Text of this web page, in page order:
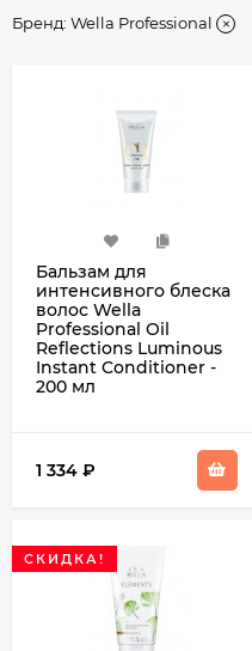
Бренд: Wella Professional
Бальзам для
интенсивного блеска
волос Wella
Professional Oil
Reflections Luminous
Instant Conditioner -
200 мл
1 334 ₽
СКИДКА!